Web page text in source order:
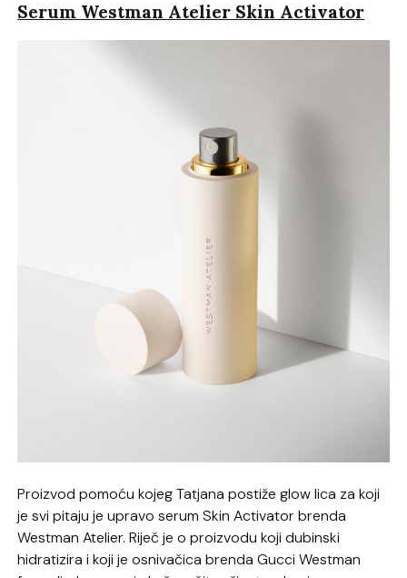
Serum Westman Atelier Skin Activator
Proizvod pomoću kojeg Tatjana postiže glow lica za koji
je svi pitaju je upravo serum Skin Activator brenda
Westman Atelier. Riječ je o proizvodu koji dubinski
hidratizira i koji je osnivačica brenda Gucci Westman